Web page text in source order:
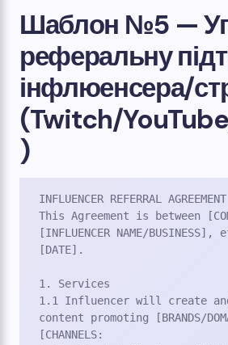
Шаблон №5 —
реферальну
інфлюенсера/
(Twitch/
)
INFLUENCER REFERRAL
This Agreement is between
[INFLUENCER NAME/
[DATE].
1. Services
1.1 Influencer will create
content promoting [BRANDS/
[CHANNELS: